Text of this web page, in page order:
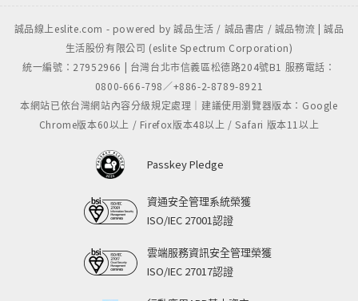
誠品線上eslite.com - powered by 誠品生活 / 誠品書店 / 誠品物流 | 誠品
生活股份有限公司 (eslite Spectrum Corporation)
統一編號：27952966 | 台灣台北市信義區松德路204號B1 服務電話：
0800-666-798／+886-2-8789-8921
本網站已依台灣網站內容分級規定處理｜建議使用瀏覽器版本：Google
Chrome版本60以上 / Firefox版本48以上 / Safari 版本11以上
Passkey Pledge
資通安全管理系統榮獲
ISO/IEC 27001認證
雲端服務資訊安全管理榮獲
ISO/IEC 27017認證